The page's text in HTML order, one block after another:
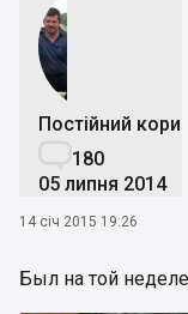
Постійний
180
05 липня 2014
14 січ 2015 19:26
Был на той